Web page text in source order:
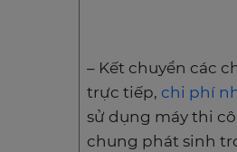
– Kết chuyển các
trực tiếp, chi phí
sử dụng máy thi
chung phát sinh